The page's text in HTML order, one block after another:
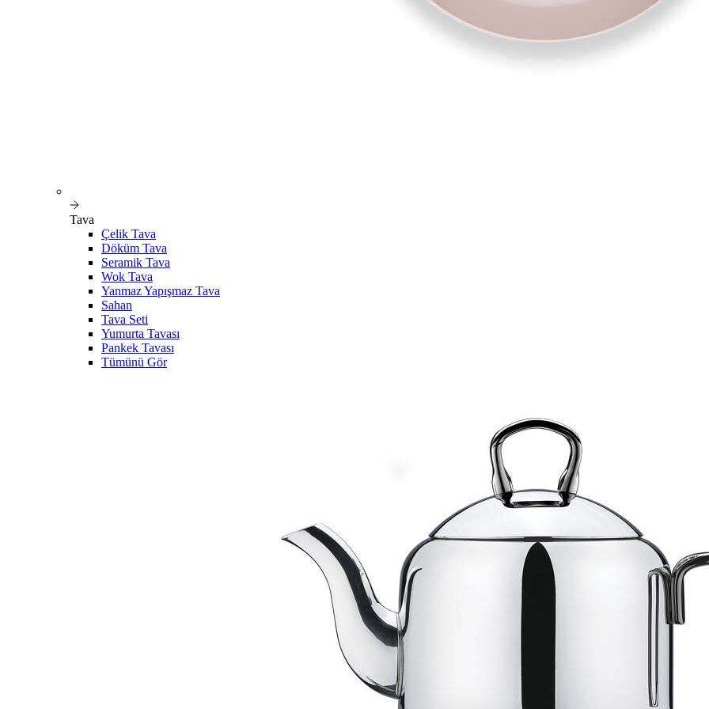
Tava
Çelik Tava
Döküm Tava
Seramik Tava
Wok Tava
Yanmaz Yapışmaz Tava
Sahan
Tava Seti
Yumurta Tavası
Pankek Tavası
Tümünü Gör